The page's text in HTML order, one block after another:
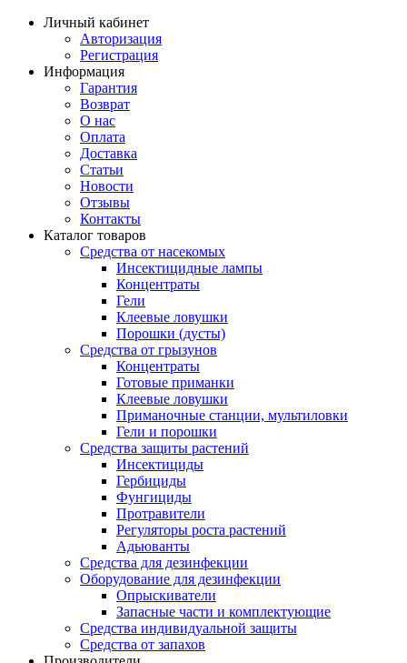
Личный кабинет
Авторизация
Регистрация
Информация
Гарантия
Возврат
О нас
Оплата
Доставка
Статьи
Новости
Отзывы
Контакты
Каталог товаров
Средства от насекомых
Инсектицидные лампы
Концентраты
Гели
Клеевые ловушки
Порошки (дусты)
Средства от грызунов
Концентраты
Готовые приманки
Клеевые ловушки
Приманочные станции, мультиловки
Гели и порошки
Средства защиты растений
Инсектициды
Гербициды
Фунгициды
Протравители
Регуляторы роста растений
Адьюванты
Средства для дезинфекции
Оборудование для дезинфекции
Опрыскиватели
Запасные части и комплектующие
Средства индивидуальной защиты
Средства от запахов